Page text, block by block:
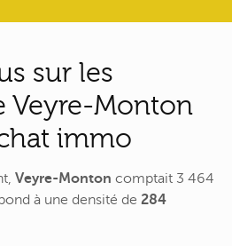
sur les
Veyre-Monton
immo
Veyre-Monton comptait 3 464
à une densité de 284